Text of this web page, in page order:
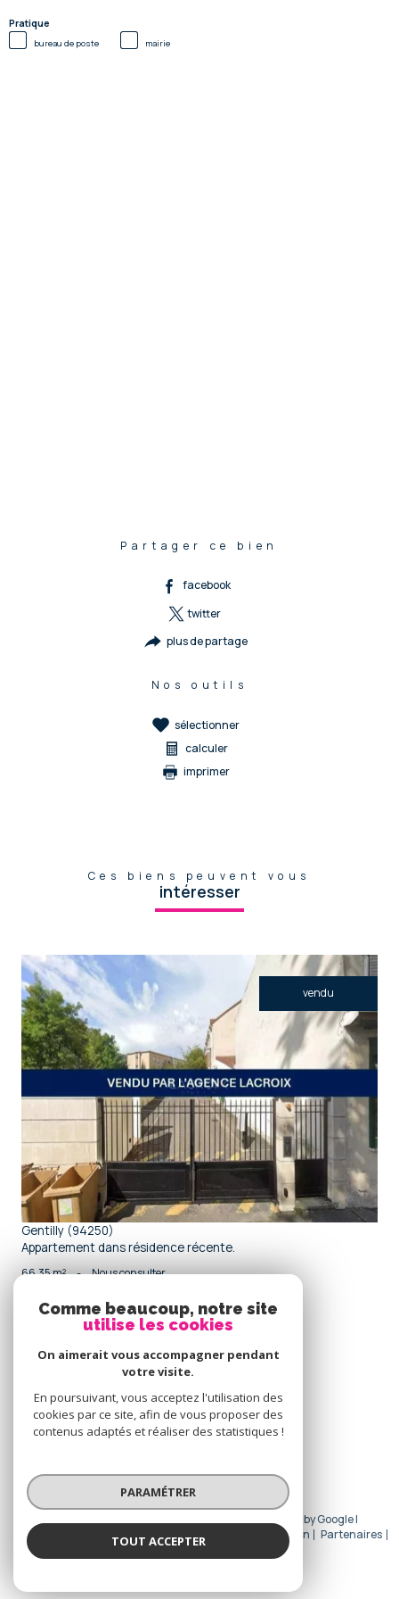
Pratique
bureau de poste mairie
Partager ce bien
facebook
twitter
plus de partage
Nos outils
sélectionner
calculer
imprimer
Ces biens peuvent vous
intéresser
vendu
voir le bien
Gentilly (94250)
Appartement dans résidence récente.
66,35 m² - Nous consulter
connecter
espace propriétaire
Nous
adhérons
© 2026 | Tous droits réservés | Traduction powered by Google |
Nos honoraires
Plan du site Mentions légales Admin
Partenaires
Politique RGPD
Comme beaucoup, notre site
utilise les cookies
On aimerait vous accompagner pendant
votre visite.
En poursuivant, vous acceptez l'utilisation des
cookies par ce site, afin de vous proposer des
contenus adaptés et réaliser des statistiques !
PARAMÉTRER
TOUT ACCEPTER